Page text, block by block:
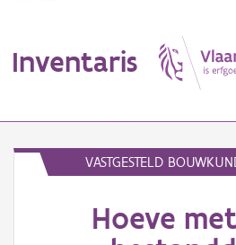
Inventaris
VASTGESTELD
Hoeve